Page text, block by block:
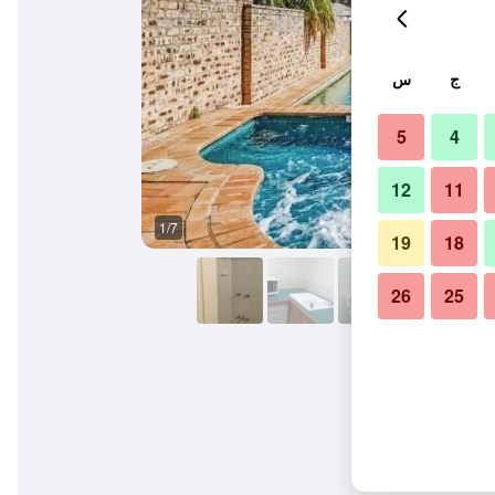
1/7
ج س
4
5
11
12
18
19
25
26